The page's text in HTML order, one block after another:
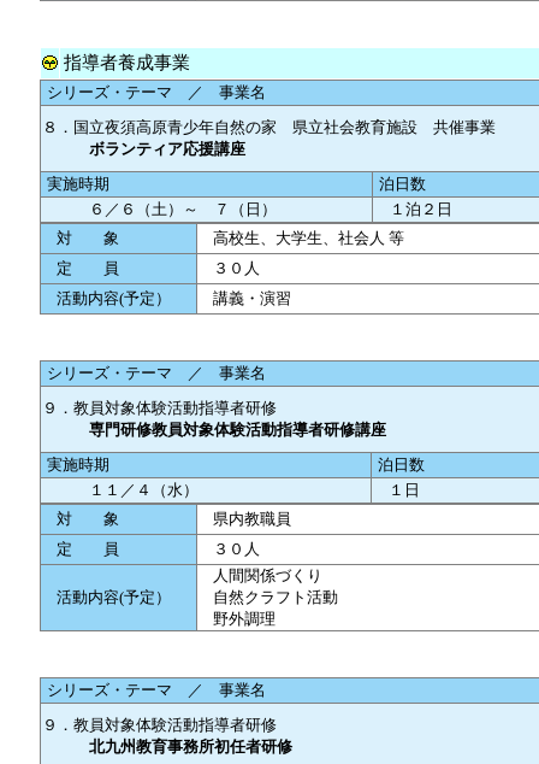
指導者養成事業
シリーズ・テーマ ／ 事業名
８．国立夜須高原青少年自然の家 県立社会教育施設 共催事業
ボランティア応援講座
実施時期
泊日数
６／６（土）～ ７（日）
１泊２日
対 象
高校生、大学生、社会人 等
定 員
３０人
活動内容(予定）
講義・演習
シリーズ・テーマ ／ 事業名
９．教員対象体験活動指導者研修
専門研修教員対象体験活動指導者研修講座
実施時期
泊日数
１１／４（水）
１日
対 象
県内教職員
定 員
３０人
活動内容(予定）
人間関係づくり
自然クラフト活動
野外調理
シリーズ・テーマ ／ 事業名
９．教員対象体験活動指導者研修
北九州教育事務所初任者研修